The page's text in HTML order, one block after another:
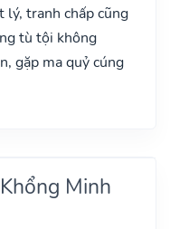
tranh chấp cũng
tù tội không
gặp ma quỷ cúng
Minh